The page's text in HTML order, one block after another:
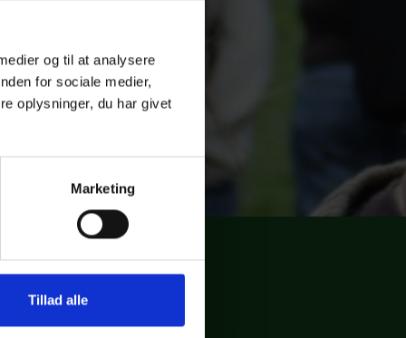
og til at analysere
for sociale medier,
oplysninger, du har givet
Marketing
Tillad alle
skoleåret